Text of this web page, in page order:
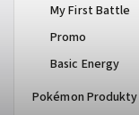
My First Battle
Promo
Basic Energy
Pokémon Produkty